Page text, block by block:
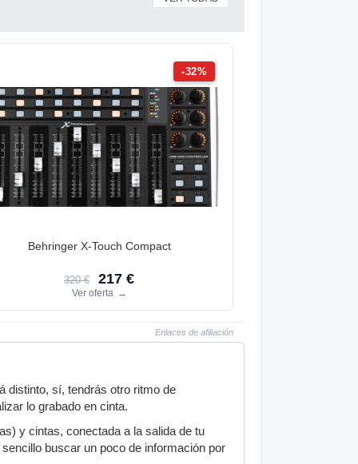
-32%
Behringer X-Touch Compact
320 € 217 €
Ver oferta →
Enlaces de afiliación
distinto, sí, tendrás otro ritmo de
lo grabado en cinta.
y cintas, conectada a la salida de tu
buscar un poco de información por